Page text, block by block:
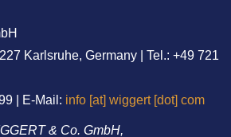
Karlsruhe, Germany | Tel.: +49 721
| E-Mail: info [at] wiggert [dot] com
& Co. GmbH,